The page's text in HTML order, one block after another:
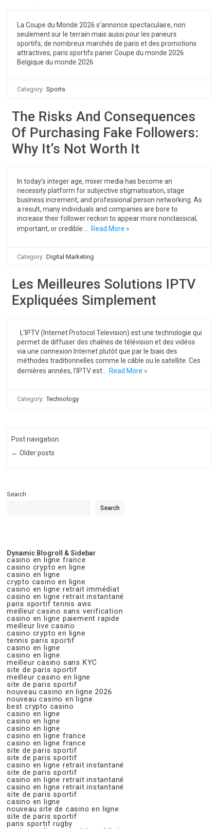
La Coupe du Monde 2026 s’annonce spectaculaire, non
seulement sur le terrain mais aussi pour les parieurs
sportifs, de nombreux marchés de paris et des promotions
attractives, paris sportifs parier Coupe du monde 2026
Belgique du monde 2026
Category: Sports
The Risks And Consequences
Of Purchasing Fake Followers:
Why It’s Not Worth It
In today’s integer age, mixer media has become an
necessity platform for subjective stigmatisation, stage
business increment, and professional person networking. As
a result, many individuals and companies are bore to
increase their follower reckon to appear more nonclassical,
important, or credible.…
Read More »
Category: Digital Marketing
Les Meilleures Solutions IPTV
Expliquées Simplement
L'IPTV (Internet Protocol Television) est une technologie qui
permet de diffuser des chaînes de télévision et des vidéos
via une connexion Internet plutôt que par le biais des
méthodes traditionnelles comme le câble ou le satellite. Ces
dernières années, l'IPTV est…
Read More »
Category: Technology
Post navigation
← Older posts
Search
Search
Dynamic Blogroll & Sidebar
casino en ligne france
casino crypto en ligne
casino en ligne
crypto casino en ligne
casino en ligne retrait immédiat
casino en ligne retrait instantané
paris sportif tennis avis
meilleur casino sans verification
casino en ligne paiement rapide
meilleur live casino
casino crypto en ligne
tennis paris sportif
casino en ligne
casino en ligne
meilleur casino sans KYC
site de paris sportif
meilleur casino en ligne
site de paris sportif
nouveau casino en ligne 2026
nouveau casino en ligne
best crypto casino
casino en ligne
casino en ligne
casino en ligne
casino en ligne france
casino en ligne france
site de paris sportif
site de paris sportif
casino en ligne retrait instantané
site de paris sportif
casino en ligne retrait instantané
casino en ligne retrait instantané
site de paris sportif
casino en ligne
nouveau site de casino en ligne
site de paris sportif
paris sportif rugby